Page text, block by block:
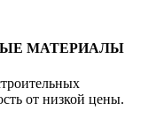
МАТЕРИАЛЫ
от низкой цены.